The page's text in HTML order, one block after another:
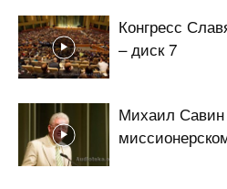
Конгресс
– диск 7
Михаил